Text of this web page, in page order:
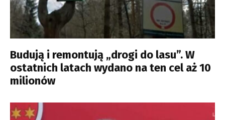
Budują i remontują „drogi do lasu”. W
ostatnich latach wydano na ten cel aż 10
milionów